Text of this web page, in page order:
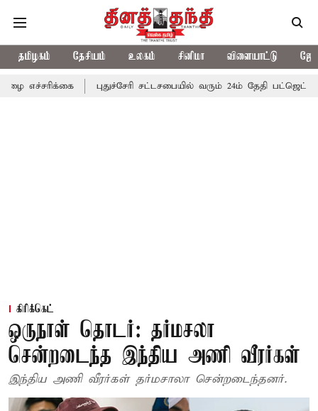
தமிழகம் தேசியம் உலகம் சினிமா விளையாட்டு
புதுச்சேரி சட்டசபையில் வரும் 24ம் தேதி பட்ஜெட் தாக்கல்
கிரிக்கெட்
ஒருநாள் தொடர்: தர்மசலா
சென்றடைந்த இந்திய அணி வீரர்கள்
இந்திய அணி வீரர்கள் தர்மசாலா சென்றடைந்தனர்.